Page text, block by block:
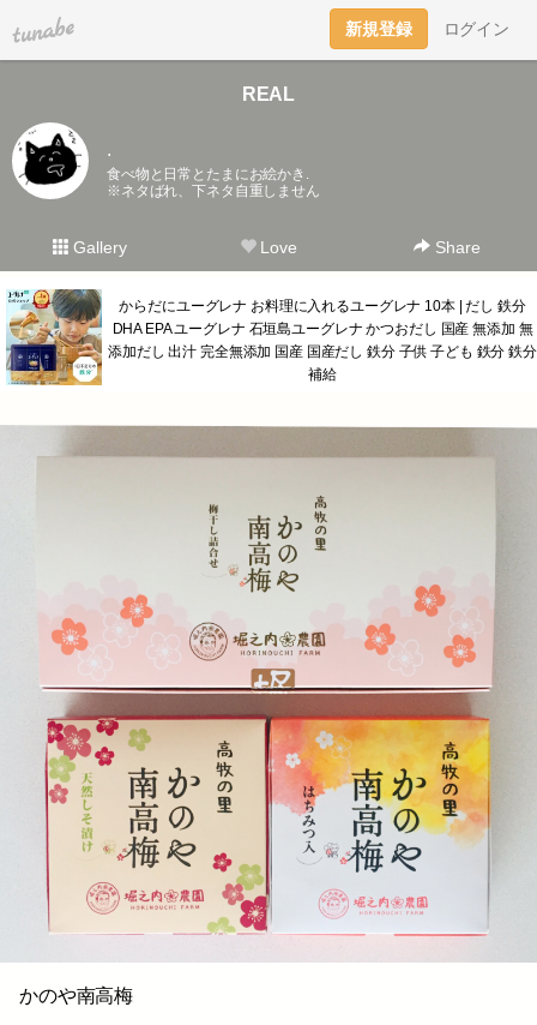
tuna.be 新規登録 ログイン
REAL
.
食べ物と日常とたまにお絵かき.
※ネタばれ、下ネタ自重しません
Gallery Love Share
からだにユーグレナ お料理に入れるユーグレナ 10本 | だし 鉄分
DHA EPA ユーグレナ 石垣島ユーグレナ かつおだし 国産 無添加 無
添加だし 出汁 完全無添加 国産 国産だし 鉄分 子供 子ども 鉄分 鉄分
補給
かのや南高梅